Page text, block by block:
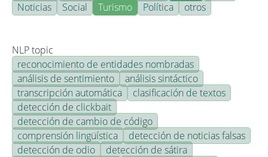
Noticias
Social Turismo Política otros
NLP topic
reconocimiento de entidades nombradas
análisis de sentimiento
análisis sintáctico
transcripción automática
clasificación de textos
detección de clickbait
detección de cambio de código
comprensión lingüística
detección de noticias falsas
detección de odio
detección de sátira